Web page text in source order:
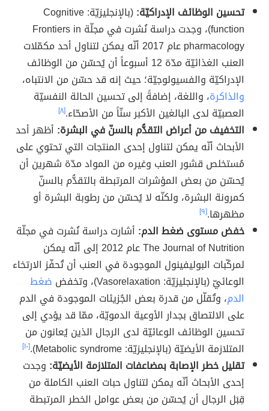
تحسين الوظائف الإدراكيّة:
(بالإنجليزيّة: Cognitive
function)، وجدت دراسة نُشرت في مجلّة Frontiers in
pharmacology عام 2017 أنّه يمكن لتناول أحد مكمّلات
العنب الغذائيّة مدّة 12 أسبوعاً أن يُحسّن من الوظائف
الإدراكيّة والفسيولوجيّة؛ حيث إنه قد حسّن من الانتباه،
والذاكرة، واللغة، إضافةً إلى تحسين الحالة النفسيّة
العصبيّة لدى البالغين الأكبر سنّاً من الأصحّاء.[٨]
التخفيف من أعراض التقدُّم بالسنّ في البشرة: أظهر أحد
الأبحاث أنّه يمكن لتناول إحدى المنتجات التي تحتوي على
مُستخلص قشور العنب وغيره من المواد مدّة شهرين أن
يُحسّن من بعض المؤشرات المرتبطة بالتقدُّم بالسنّ
كمرونة البشرة، ولكنّه لا يُحسّن من رطوبة البشرة أو
مظهرها.[٩]
خفض مستوى ضغط الدم: أشارت دراسة نُشرت في مجلّة
The Journal of Nutrition عام 2012 إلى أنّه يمكن
لمركّبات البوليفينول الموجودة في العنب أن تُحفّز الارتخاء
الوعائيّ (بالإنجليزيّة: Vasorelaxation)، وتخفض
ضغط
الدم، وتُقلّل من قدرة بعض الجُزيئات الموجودة في الدم
على الالتصاق بجدار الأوعية الدمويّة، ممّا قد يؤدي إلى
تحسين الوظائف الوعائيّة لدى الرجال الذين يُعانون من
المتلازمة الأيضيّة (بالإنجليزيّة: Metabolic syndrome).
[١٠]
تقليل خطر الإصابة بمضاعفات المتلازمة الأيضيّة: وجدت
إحدى الأبحاث أنّه يمكن لتناول حبات العنب الكاملة من
قِبَل الرجال أن يُحسّن من بعض عوامل الخطر المرتبطة